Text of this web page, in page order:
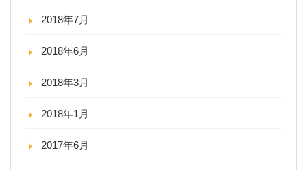
2018年7月
2018年6月
2018年3月
2018年1月
2017年6月